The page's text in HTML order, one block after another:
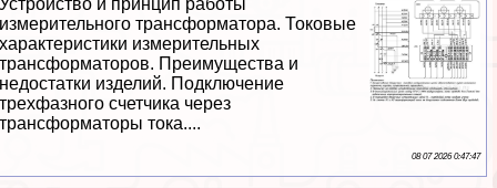
Устройство и принцип работы
измерительного трaнcформатора. Токовые
хаpaктеристики измерительных
трaнcформаторов. Преимущества и
недостатки изделий. Подключение
трехфазного счетчика через
трaнcформаторы тока....
08 07 2026 0:47:47